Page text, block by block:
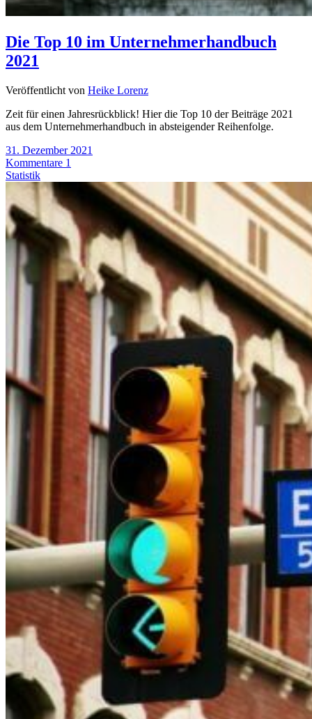
Die Top 10 im Unternehmerhandbuch
2021
Veröffentlicht von Heike Lorenz
Zeit für einen Jahresrückblick! Hier die Top 10 der Beiträge 2021
aus dem Unternehmerhandbuch in absteigender Reihenfolge.
31. Dezember 2021
Kommentare 1
Statistik